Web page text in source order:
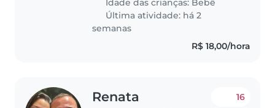
domésticas. Nosso pequeno é
calmo,..
Idade das crianças: Bebê
Última atividade: há 2
semanas
R$ 18,00/hora
Renata 16